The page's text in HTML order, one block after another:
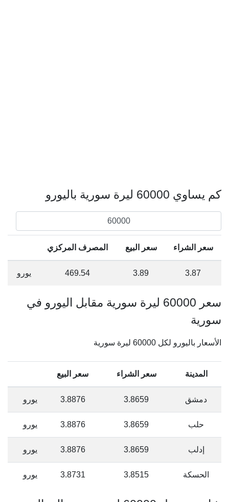
كم يساوي 60000 ليرة سورية باليورو
سعر الشراء سعر البيع المصرف المركزي
3.87
3.89
469.54 يورو
سعر 60000 ليرة سورية مقابل اليورو في
سورية
الأسعار باليورو لكل 60000 ليرة سورية
المدينة سعر الشراء سعر البيع
دمشق 3.8659
3.8876 يورو
حلب 3.8659
3.8876 يورو
إدلب 3.8659
3.8876 يورو
الحسكة 3.8515
3.8731 يورو